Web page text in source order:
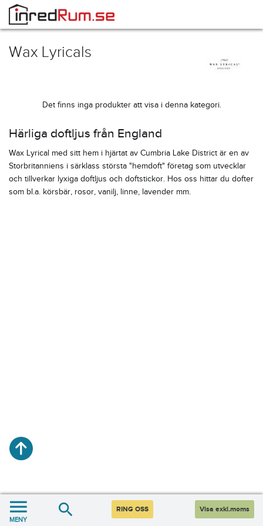
Wax Lyricals
Det finns inga produkter att visa i denna kategori.
Härliga doftljus från England
Wax Lyrical med sitt hem i hjärtat av Cumbria Lake District är en av
Storbritanniens i särklass största "hemdoft" företag som utvecklar
och tillverkar lyxiga doftljus och doftstickor. Hos oss hittar du dofter
som bl.a. körsbär, rosor, vanilj, linne, lavender mm.
MENY
RING OSS Visa exkl.moms